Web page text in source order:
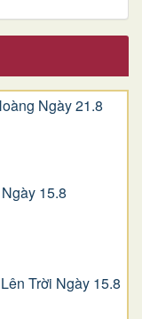
Ngày 21.8
15.8
Trời Ngày 15.8